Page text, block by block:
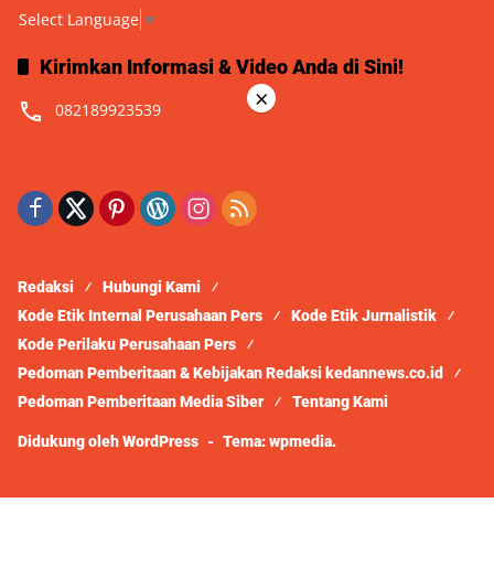
Select Language ▼
Kirimkan Informasi & Video Anda di Sini!
082189923539
Redaksi
Hubungi Kami
Kode Etik Internal Perusahaan Pers
Kode Etik Jurnalistik
Kode Perilaku Perusahaan Pers
Pedoman Pemberitaan & Kebijakan Redaksi kedannews.co.id
Pedoman Pemberitaan Media Siber
Tentang Kami
Didukung oleh WordPress - Tema: wpmedia.
×